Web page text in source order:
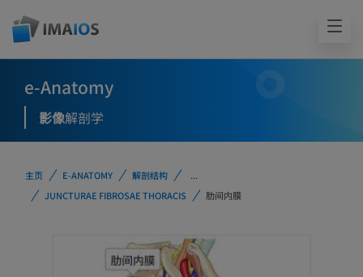
e-Anatomy
影像解剖学
主页 E-ANATOMY 解剖结构
...
JUNCTURAE FIBROSAE THORACIS
肋间内膜